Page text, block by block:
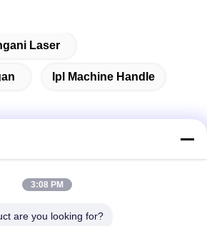
Laser
Ipl Machine Handle
TianGongYuan Street, Distrik
3:08 PM
are you looking for?